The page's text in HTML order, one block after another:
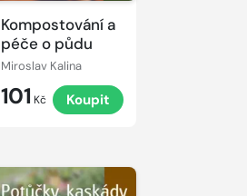
Kompostování a
péče o půdu
Miroslav Kalina
101 Kč Koupit